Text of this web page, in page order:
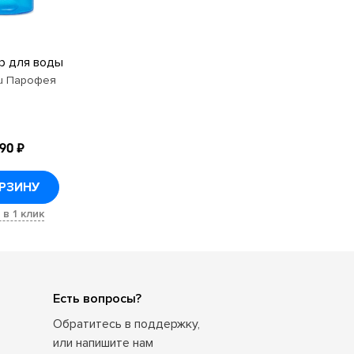
для воды
Парофея
₽
1 клик
Есть вопросы?
Обратитесь в поддержку,
или напишите нам